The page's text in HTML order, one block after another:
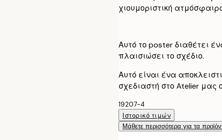
χιουμοριστική
Αυτό το poster διαθέτει
πλαισιώσει το σχέδιο.
Αυτό είναι ένα
σχεδιαστή στο Atelier μας
19207-4
Ιστορικό τιμών
Μάθετε περισσότερα για τα